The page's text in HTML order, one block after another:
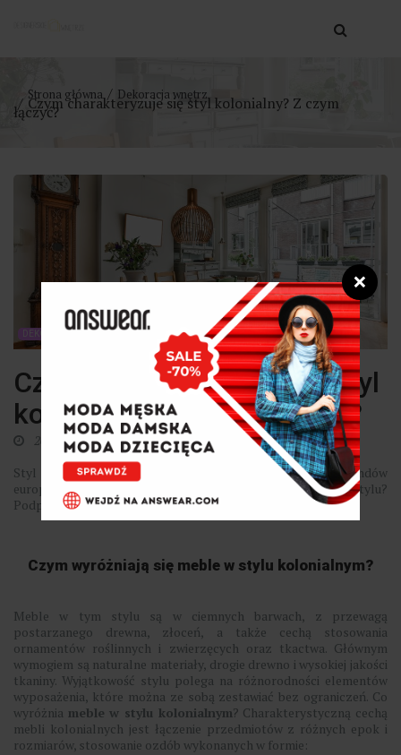
Strona główna Dekoracja wnętrz
Czym charakteryzuje się styl kolonialny? Z czym
łączyć?
DEKORACJA WNĘTRZ
Czym charakteryzuje się styl
kolonialny? Z czym łączyć?
20 marca 2025
0
Styl kolonialny łączy w sobie najlepsze cechy różnych trendów
europejskich i odległych kultur. Jak stworzyć wnętrze w tym stylu?
Podpowiadamy!
Czym wyróżniają się meble w stylu kolonialnym?
Meble w tym stylu są w ciemnych barwach, z przewagą
postarzanego drewna, złoceń, a także cechą stosowania
ornamentów roślinnych i zwierzęcych oraz tkactwa. Głównym
wymogiem są naturalne materiały, drogie drewno i wysokiej jakości
tkaniny. Wyjątkowość stylu polega na różnorodności elementów
wyposażenia, które można ze sobą zestawiać bez ograniczeń. Co
wyróżnia meble w stylu kolonialnym? Charakterystyczną cechą
mebli kolonialnych jest łączenie przedmiotów z różnych epok i
rozmiarów, stosowanie ozdób wykonanych w formie:
❌